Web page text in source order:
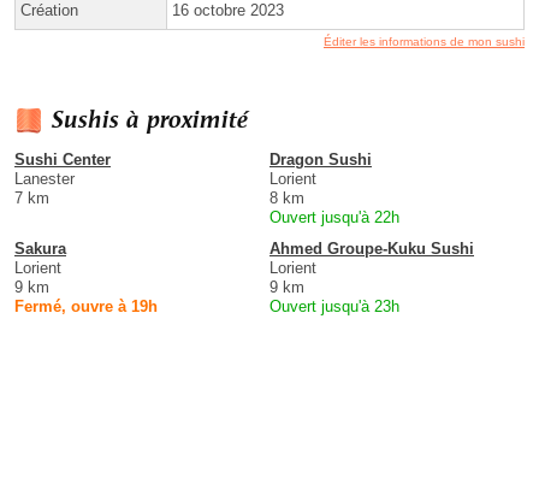
Création 16 octobre 2023
Éditer les informations de mon sushi
Sushis à proximité
Sushi Center
Lanester
7 km
Dragon Sushi
Lorient
8 km
Ouvert jusqu'à 22h
Sakura
Lorient
9 km
Fermé, ouvre à 19h
Ahmed Groupe-Kuku Sushi
Lorient
9 km
Ouvert jusqu'à 23h